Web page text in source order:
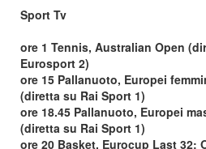
Sport Tv
ore 1 Tennis, Australian Open
Eurosport 2)
ore 15 Pallanuoto, Europei
(diretta su Rai Sport 1)
ore 18.45 Pallanuoto, Europei
(diretta su Rai Sport 1)
ore 20 Basket, Eurocup Last 32: